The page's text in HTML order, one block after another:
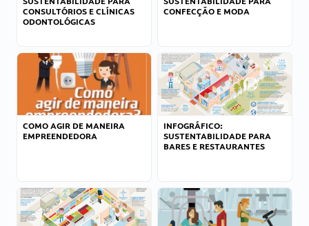
CONSULTÓRIOS E CLÍNICAS
ODONTOLÓGICAS
CONFECÇÃO E MODA
COMO AGIR DE MANEIRA
EMPREENDEDORA
INFOGRÁFICO:
SUSTENTABILIDADE PARA
BARES E RESTAURANTES